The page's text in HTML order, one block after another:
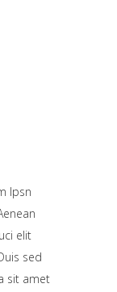
Ipsn
elit
sed
sit amet